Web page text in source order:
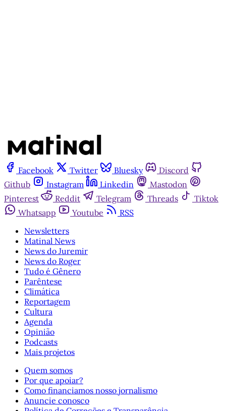
Facebook Twitter Bluesky
Discord
Github
Instagram Linkedin
Mastodon
Pinterest
Reddit Telegram Threads
Tiktok
Whatsapp
Youtube
RSS
Newsletters
Matinal News
News do Juremir
News do Roger
Tudo é Gênero
Parêntese
Climática
Reportagem
Cultura
Agenda
Opinião
Podcasts
Mais projetos
Quem somos
Por que apoiar?
Como financiamos nosso jornalismo
Anuncie conosco